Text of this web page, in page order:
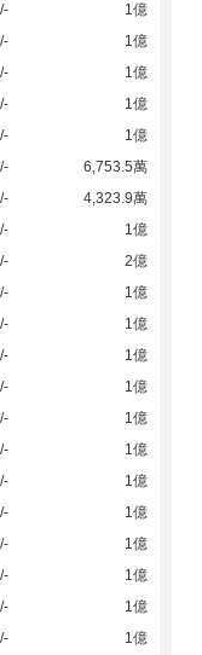
1億
1億
1億
1億
1億
6,753.5萬
4,323.9萬
1億
2億
1億
1億
1億
1億
1億
1億
1億
1億
1億
1億
1億
1億